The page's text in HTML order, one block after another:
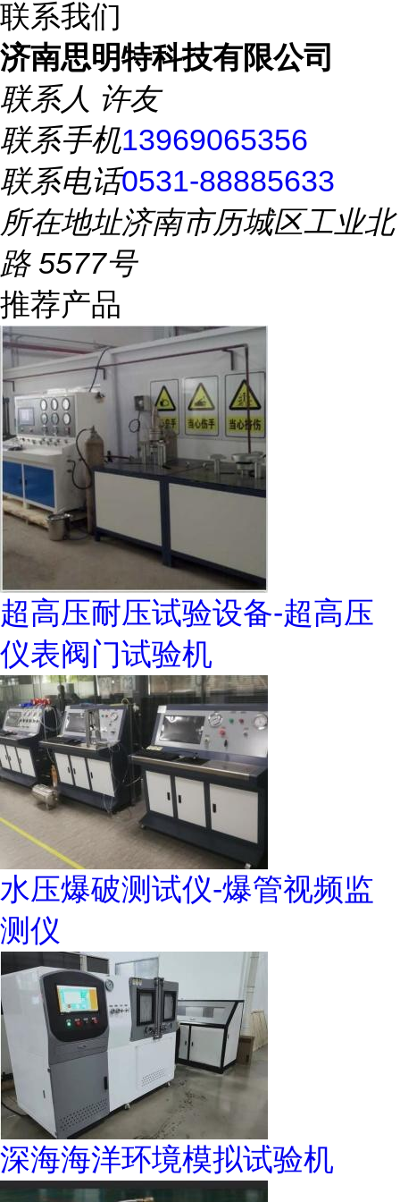
联系我们
济南思明特科技有限公司
联系人 许友
联系手机13969065356
联系电话0531-88885633
所在地址济南市历城区工业北
路 5577号
推荐产品
超高压耐压试验设备-超高压
仪表阀门试验机
水压爆破测试仪-爆管视频监
测仪
深海海洋环境模拟试验机